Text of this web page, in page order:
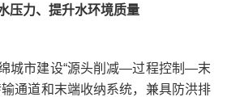
力、提升水环境质量
市建设“源头削减—过程控制—末
通道和末端收纳系统，兼具防洪排